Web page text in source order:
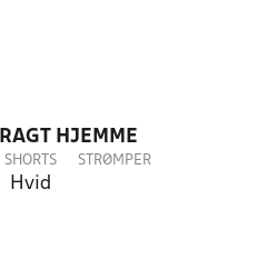
HJEMME
SHORTS
Hvid
STRØMPER